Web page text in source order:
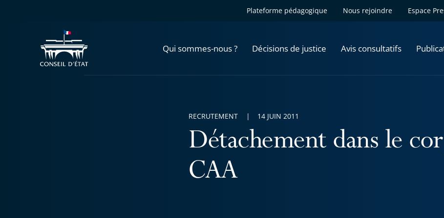
Plateforme pédagogique Nous rejoindre Espace
Qui sommes-nous ? Décisions de justice Avis consultatifs
Détachement dans le
CAA
RECRUTEMENT 14 JUIN 2011